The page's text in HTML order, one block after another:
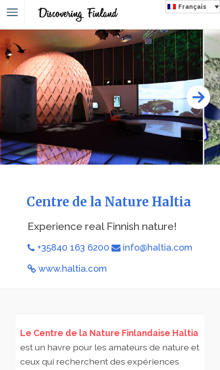
Français
Centre de la Nature Haltia
Experience real Finnish nature!
+35840 163 6200 info@haltia.com
www.haltia.com
Le Centre de la Nature Finlandaise Haltia
est un havre pour les amateurs de nature et
ceux qui recherchent des expériences